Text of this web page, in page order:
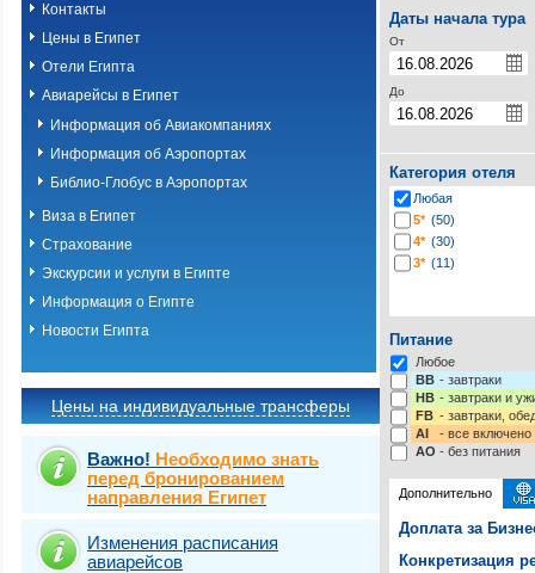
Контакты
Цены в Египет
Отели Египта
Авиарейсы в Египет
Информация об Авиакомпаниях
Информация об Аэропортах
Библио-Глобус в Аэропортах
Виза в Египет
Страхование
Экскурсии и услуги в Египте
Информация о Египте
Новости Египта
Цены на индивидуальные трансферы
Важно! Необходимо знать
перед бронированием
направления Египет
Изменения расписания
авиарейсов
Даты начала тура
От
До
Категория отеля
Любая
5* (50)
4* (30)
3* (11)
Питание
Любое
BB - завтраки
HB - завтраки и
FB - завтраки,
AI
- все включено
AO - без питания
Дополнительно
Доплата за
Конкретизация